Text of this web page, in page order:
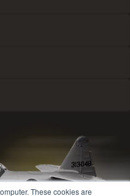
These cookies are